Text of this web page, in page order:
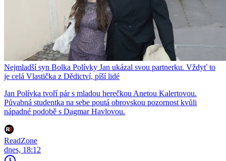
Nejmladší syn Bolka Polívky Jan ukázal svou partnerku. Vždyť to
je celá Vlastička z Dědictví, píší lidé
Jan Polívka tvoří pár s mladou herečkou Anetou Kalertovou.
Půvabná studentka na sebe poutá obrovskou pozornost kvůli
nápadné podobě s Dagmar Havlovou.
ReadZone
dnes, 18:12